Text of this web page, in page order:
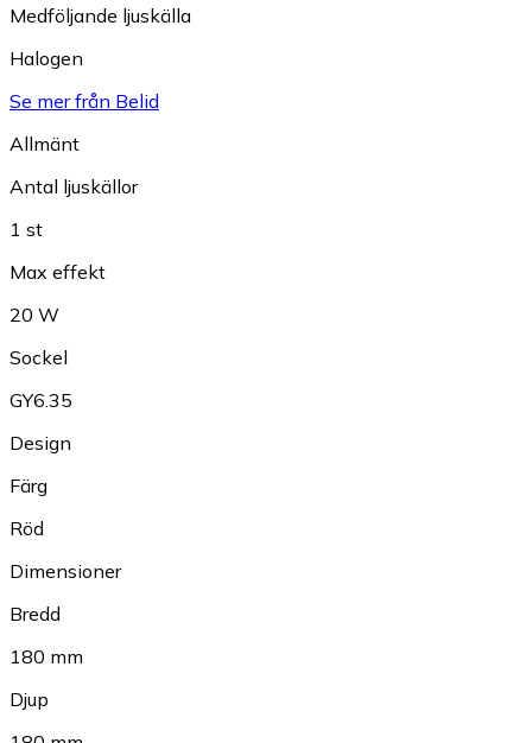
Medföljande ljuskälla
Halogen
Se mer från Belid
Allmänt
Antal ljuskällor
1 st
Max effekt
20 W
Sockel
GY6.35
Design
Färg
Röd
Dimensioner
Bredd
180 mm
Djup